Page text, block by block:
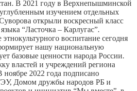
В 2021 году в Верхнепышминской
изучением отдельных
открыли воскресный класс
“Ласточка – Карлугас”.
воспитание сегодня
нашу национальную
базовые ценности народа России.
властей и учреждений региона
2022 года подписано
Домом дружбы народов РБ и